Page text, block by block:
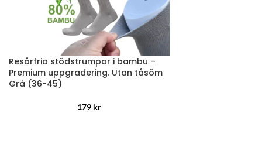
Resårfria stödstrumpor i bambu –
Premium uppgradering. Utan tåsöm
Grå (36-45)
179 kr